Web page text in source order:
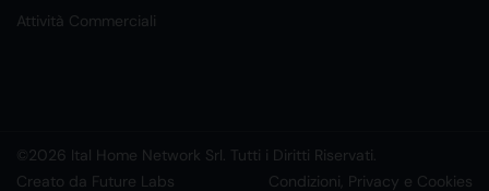
Attività Commerciali
©2026 Ital Home Network Srl. Tutti i Diritti Riservati.
Creato da Future Labs
Condizioni, Privacy e Cookies